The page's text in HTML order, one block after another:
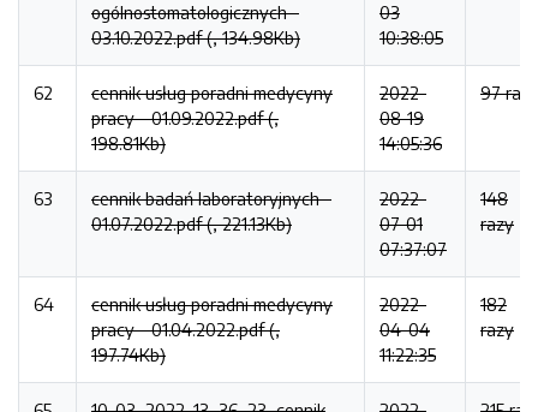
ogólnostomatologicznych -
03.10.2022.pdf (, 134.98Kb)
03
10:38:05
62
cennik usług poradni medycyny
pracy - 01.09.2022.pdf (,
198.81Kb)
2022-
08-19
14:05:36
97 razy
63
cennik badań laboratoryjnych -
01.07.2022.pdf (, 221.13Kb)
2022-
07-01
07:37:07
148
razy
64
cennik usług poradni medycyny
pracy - 01.04.2022.pdf (,
197.74Kb)
2022-
04-04
11:22:35
182
razy